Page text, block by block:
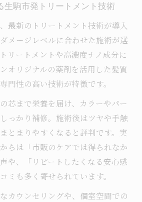
生駒市発トリートメント技術
最新のトリートメント技術が導入
メージレベルに合わせた施術が選
リートメントや高濃度ナノ成分に
オリジナルの薬剤を活用した髪質
門性の高い技術が特徴です。
芯まで栄養を届け、カラーやパー
っかり補修。施術後はツヤや手触
とまりやすくなると評判です。実
らは「市販のケアでは得られなか
や、「リピートしたくなる安心感
ミも多く寄せられています。
カウンセリングや、個室空間での